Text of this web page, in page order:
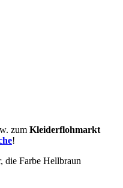
zum Kleiderflohmarkt
!
, die Farbe Hellbraun